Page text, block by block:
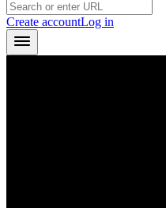
Create accountLog in